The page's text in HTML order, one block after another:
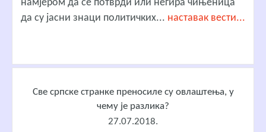
намјером да се потврди или негира чињеница
да су јасни знаци политичких... наставак вести...
Све српске странке преносиле су овлаштења, у
чему је разлика?
27.07.2018.